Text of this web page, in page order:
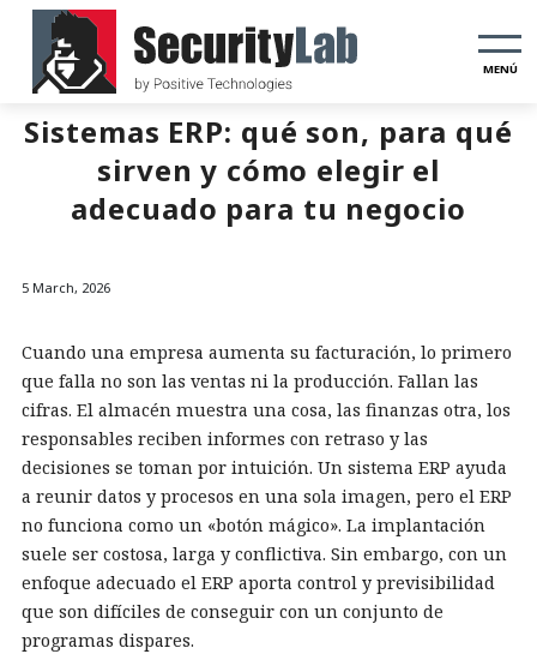
MENÚ
Sistemas ERP: qué son, para qué
sirven y cómo elegir el
adecuado para tu negocio
5 March, 2026
Cuando una empresa aumenta su facturación, lo primero
que falla no son las ventas ni la producción. Fallan las
cifras. El almacén muestra una cosa, las finanzas otra, los
responsables reciben informes con retraso y las
decisiones se toman por intuición. Un sistema ERP ayuda
a reunir datos y procesos en una sola imagen, pero el ERP
no funciona como un «botón mágico». La implantación
suele ser costosa, larga y conflictiva. Sin embargo, con un
enfoque adecuado el ERP aporta control y previsibilidad
que son difíciles de conseguir con un conjunto de
programas dispares.